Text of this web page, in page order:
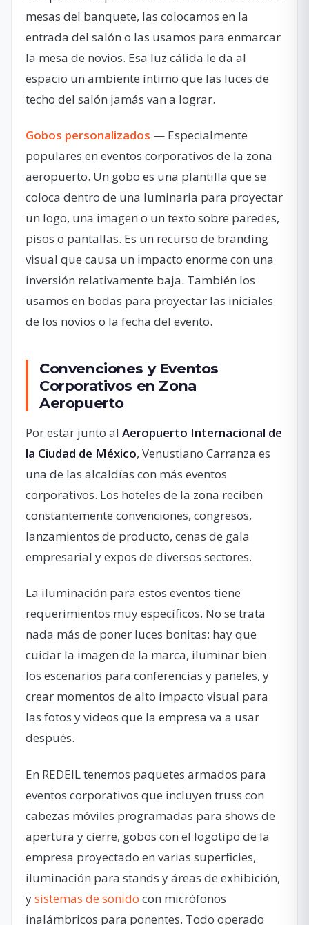
mesas del banquete, las colocamos en la
entrada del salón o las usamos para enmarcar
la mesa de novios. Esa luz cálida le da al
espacio un ambiente íntimo que las luces de
techo del salón jamás van a lograr.
Gobos personalizados — Especialmente
populares en eventos corporativos de la zona
aeropuerto. Un gobo es una plantilla que se
coloca dentro de una luminaria para proyectar
un logo, una imagen o un texto sobre paredes,
pisos o pantallas. Es un recurso de branding
visual que causa un impacto enorme con una
inversión relativamente baja. También los
usamos en bodas para proyectar las iniciales
de los novios o la fecha del evento.
Convenciones y Eventos
Corporativos en Zona
Aeropuerto
Por estar junto al Aeropuerto Internacional de
la Ciudad de México, Venustiano Carranza es
una de las alcaldías con más eventos
corporativos. Los hoteles de la zona reciben
constantemente convenciones, congresos,
lanzamientos de producto, cenas de gala
empresarial y expos de diversos sectores.
La iluminación para estos eventos tiene
requerimientos muy específicos. No se trata
nada más de poner luces bonitas: hay que
cuidar la imagen de la marca, iluminar bien
los escenarios para conferencias y paneles, y
crear momentos de alto impacto visual para
las fotos y videos que la empresa va a usar
después.
En REDEIL tenemos paquetes armados para
eventos corporativos que incluyen truss con
cabezas móviles programadas para shows de
apertura y cierre, gobos con el logotipo de la
empresa proyectado en varias superficies,
iluminación para stands y áreas de exhibición,
ysistemas de sonido con micrófonos
inalámbricos para ponentes. Todo operado